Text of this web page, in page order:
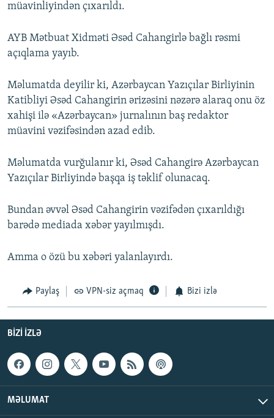
müavinliyindən çıxarıldı.
AYB Mətbuat Xidməti Əsəd Cahangirlə bağlı rəsmi
açıqlama yayıb.
Məlumatda deyilir ki, Azərbaycan Yazıçılar Birliyinin
Katibliyi Əsəd Cahangirin ərizəsini nəzərə alaraq onu öz
xahişi ilə «Azərbaycan» jurnalının baş redaktor
müavini vəzifəsindən azad edib.
Məlumatda vurğulanır ki, Əsəd Cahangirə Azərbaycan
Yazıçılar Birliyində başqa iş təklif olunacaq.
Bundan əvvəl Əsəd Cahangirin vəzifədən çıxarıldığı
barədə mediada xəbər yayılmışdı.
Amma o özü bu xəbəri yalanlayırdı.
Paylaş VPN-siz açmaq Bizi izlə
BIZI IZLƏ
MƏLUMAT